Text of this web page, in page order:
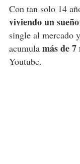
Con tan solo 14
viviendo un sueño
single al mercado
acumula más de
Youtube.